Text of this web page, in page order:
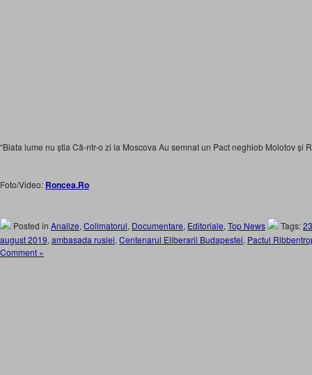
“Biata lume nu știa Că-ntr-o zi la Moscova Au semnat un Pact neghiob Molotov și
Foto/Video: Roncea.Ro
Posted in Analize, Colimatorul, Documentare, Editoriale, Top News Tags:
august 2019, ambasada rusiei, Centenarul Eliberarii Budapestei, Pactul
Comment »